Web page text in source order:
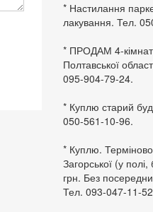
* Настилання
лакування. Тел.
* ПРОДАМ 4-
Полтавської
095-904-79-24.
* Куплю старий
050-561-10-96.
* Куплю.
Загорської (у
грн. Без
Тел. 093-047-11-